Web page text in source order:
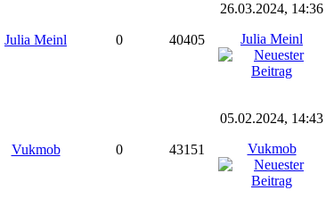
Julia Meinl 0 40405
26.03.2024, 14:36
Julia Meinl
Vukmob 0 43151
05.02.2024, 14:43
Vukmob